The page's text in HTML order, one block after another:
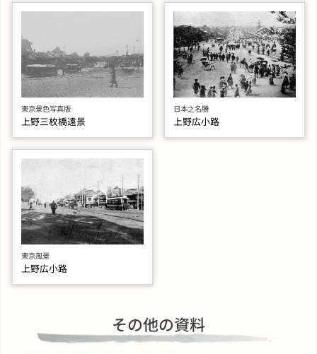
東京景色写真版
上野三枚橋遠景
日本之名勝
上野広小路
東京風景
上野広小路
その他の資料